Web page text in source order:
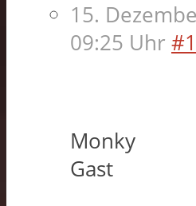
15.
09:25 Uhr
Monky
Gast